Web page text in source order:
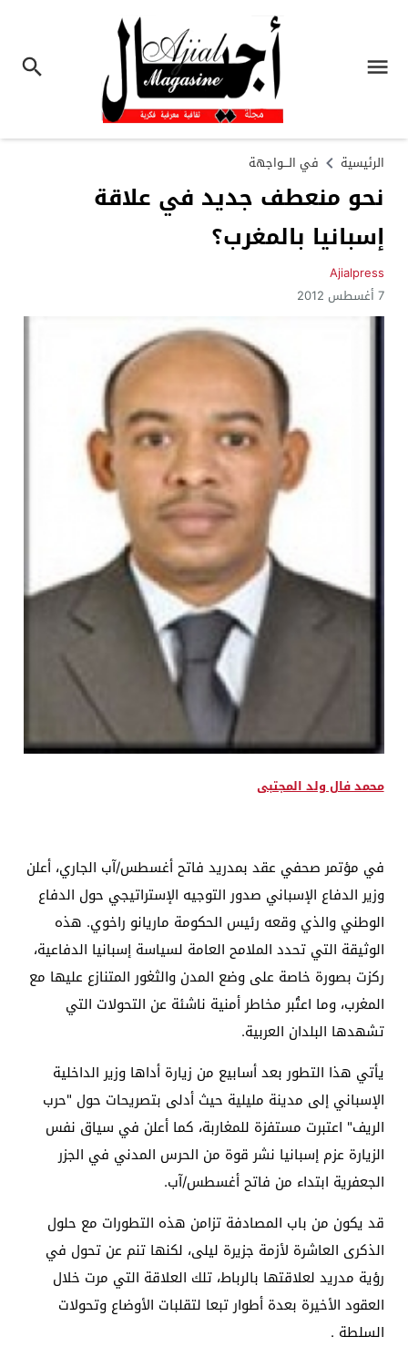
الرئيسية في الـــواجهة
نحو منعطف جديد في علاقة
إسبانيا بالمغرب؟
Ajialpress
7 أغسطس 2012
محمد فال ولد المجتبى
في مؤتمر صحفي عقد بمدريد فاتح أغسطس/آب الجاري، أعلن
وزير الدفاع الإسباني صدور التوجيه الإستراتيجي حول الدفاع
الوطني والذي وقعه رئيس الحكومة ماريانو راخوي. هذه
الوثيقة التي تحدد الملامح العامة لسياسة إسبانيا الدفاعية،
ركزت بصورة خاصة على وضع المدن والثغور المتنازع عليها مع
المغرب، وما اعتُبر مخاطر أمنية ناشئة عن التحولات التي
تشهدها البلدان العربية.
يأتي هذا التطور بعد أسابيع من زيارة أداها وزير الداخلية
الإسباني إلى مدينة مليلية حيث أدلى بتصريحات حول "حرب
الريف" اعتبرت مستفزة للمغاربة، كما أعلن في سياق نفس
الزيارة عزم إسبانيا نشر قوة من الحرس المدني في الجزر
الجعفرية ابتداء من فاتح أغسطس/آب.
قد يكون من باب المصادفة تزامن هذه التطورات مع حلول
الذكرى العاشرة لأزمة جزيرة ليلى، لكنها تنم عن تحول في
رؤية مدريد لعلاقتها بالرباط، تلك العلاقة التي مرت خلال
العقود الأخيرة بعدة أطوار تبعا لتقلبات الأوضاع وتحولات
السلطة .